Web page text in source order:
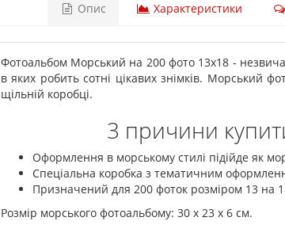
Опис Характеристики
Фотоальбом Морський на 200 фото 13х18 -
в яких робить сотні цікавих знімків. Морський
щільній коробці.
3 причини
Оформлення в морському стилі підійде як
Спеціальна коробка з тематичним
Призначений для 200 фоток розміром 13 на
Розмір морського фотоальбому: 30 х 23 х 6 см.